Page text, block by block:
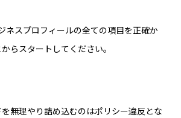
ネスプロフィールの全ての項目を正確か
らスタートしてください。
無理やり詰め込むのはポリシー違反とな